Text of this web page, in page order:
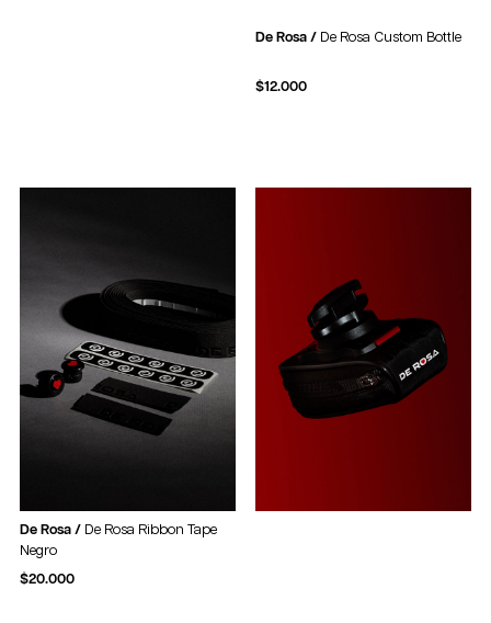
De Rosa / De Rosa Custom Bottle
$12.000
De Rosa / De Rosa Ribbon Tape
Negro
$20.000